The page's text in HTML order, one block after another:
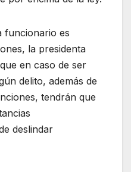
funcionario es
la presidenta
en caso de ser
delito, además de
tendrán que
deslindar